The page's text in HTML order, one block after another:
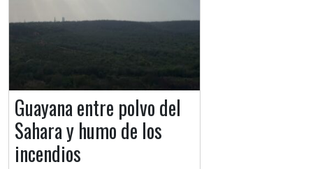
Guayana entre polvo del
Sahara y humo de los
incendios